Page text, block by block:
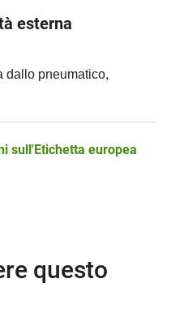
esterna
dallo pneumatico,
sull'Etichetta europea
questo